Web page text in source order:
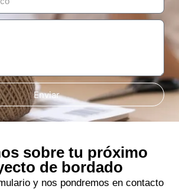
Enviar
sobre tu próximo
de bordado
y nos pondremos en contacto